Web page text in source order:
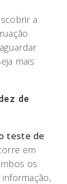
a
mais
de
teste de
em
os